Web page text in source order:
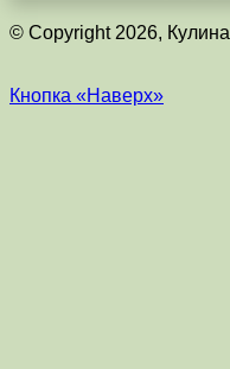
© Copyright 2026,
Кнопка «Наверх»